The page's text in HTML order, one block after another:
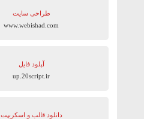
طراحی سایت
www.webishad.com
آپلود فایل
up.20script.ir
دانلود قالب و اسکریپت